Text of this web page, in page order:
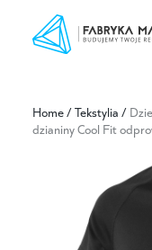
Home/Tekstylia /
dzianiny Cool Fit